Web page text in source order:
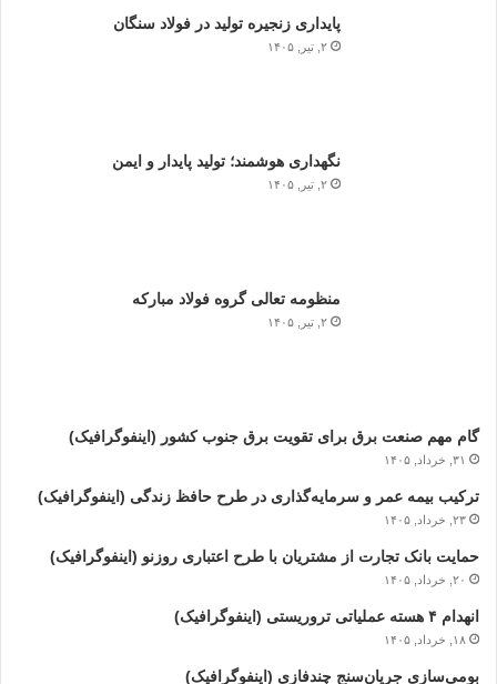
پایداری زنجیره تولید در فولاد سنگان
۲, تیر, ۱۴۰۵
نگهداری هوشمند؛ تولید پایدار و ایمن
۲, تیر, ۱۴۰۵
منظومه تعالی گروه فولاد مبارکه
۲, تیر, ۱۴۰۵
گام مهم صنعت برق برای تقویت برق جنوب کشور (اینفوگرافیک)
۳۱, خرداد, ۱۴۰۵
ترکیب بیمه عمر و سرمایه‌گذاری در طرح حافظ زندگی (اینفوگرافیک)
۲۳, خرداد, ۱۴۰۵
حمایت بانک تجارت از مشتریان با طرح اعتباری روزنو (اینفوگرافیک)
۲۰, خرداد, ۱۴۰۵
انهدام ۴ هسته عملیاتی تروریستی (اینفوگرافیک)
۱۸, خرداد, ۱۴۰۵
بومی‌سازی جریان‌سنج چندفازی (اینفوگرافیک)